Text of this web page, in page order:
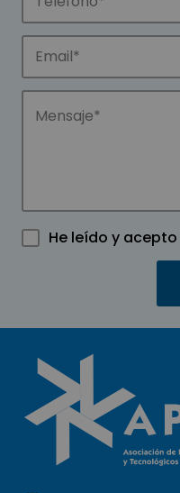
He leído y acepto